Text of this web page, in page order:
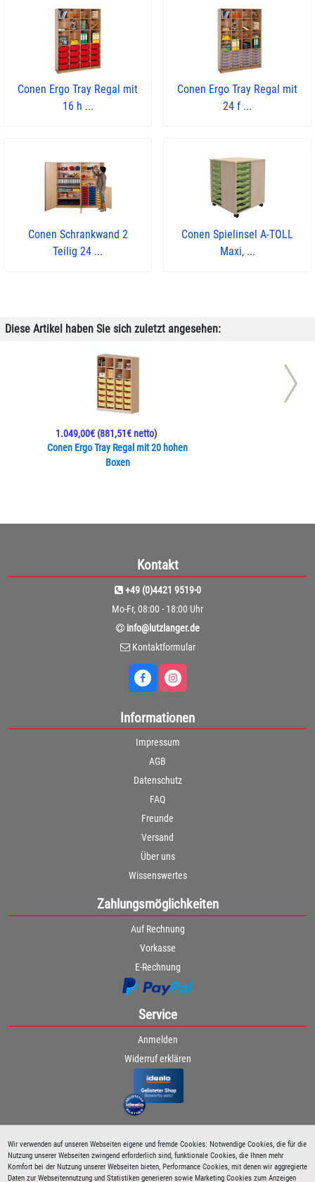
Wir verwenden auf unseren Webseiten eigene und fremde Cookies: Notwendige Cookies, die für die
Nutzung unserer Webseiten zwingend erforderlich sind, funktionale Cookies, die Ihnen mehr
Komfort bei der Nutzung unserer Webseiten bieten, Performance Cookies, mit denen wir aggregierte
Daten zur Webseitennutzung und Statistiken generieren sowie Marketing Cookies zum Anzeigen
Conen Ergo Tray Regal mit
16 h ...
Conen Ergo Tray Regal mit
24 f ...
Conen Schrankwand 2
Teilig 24 ...
Conen Spielinsel A-TOLL
Maxi, ...
Diese Artikel haben Sie sich zuletzt angesehen:
Conen Ergo Tray Regal mit 20 hohen
Boxen
1.049,00€(881,51€ netto)
Kontakt
+49 (0)4421 9519-0
Mo-Fr, 08:00 - 18:00 Uhr
info@lutzlanger.de
Kontaktformular
Informationen
Impressum
AGB
Datenschutz
FAQ
Freunde
Versand
Über uns
Wissenswertes
Zahlungsmöglichkeiten
Auf Rechnung
Vorkasse
E-Rechnung
Service
Anmelden
Widerruf erklären
Newsletter